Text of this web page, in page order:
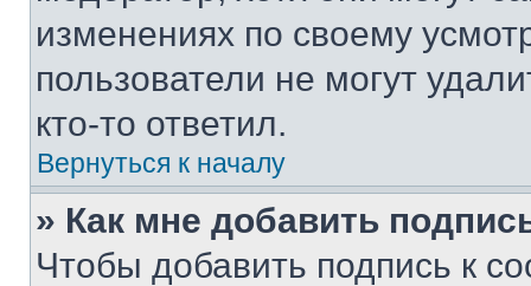
изменениях по своему
пользователи не могут
кто-то ответил.
Вернуться к началу
» Как мне добавить
Чтобы добавить подпись к